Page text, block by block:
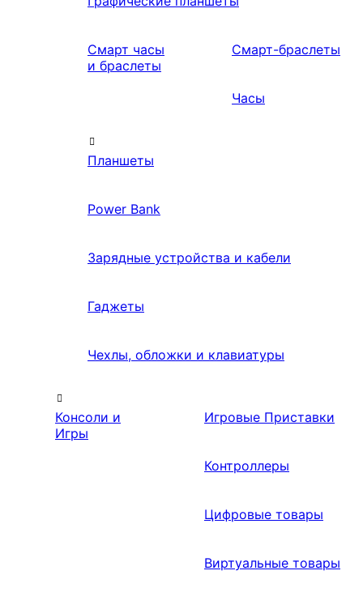
Смарт часы
и браслеты
Смарт-браслеты
Часы
Планшеты
Power Bank
Зарядные устройства и кабели
Гаджеты
Чехлы, обложки и клавиатуры
Консоли и
Игры
Игровые Приставки
Контроллеры
Цифровые товары
Виртуальные товары